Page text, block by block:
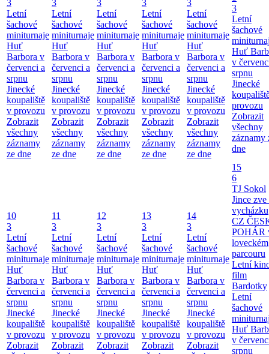
3
Letní
šachové
miniturnaje
Huť
Barbora v
červenci a
srpnu
Jinecké
koupaliště
v provozu
Zobrazit
všechny
záznamy
ze dne
3
Letní
šachové
miniturnaje
Huť
Barbora v
červenci a
srpnu
Jinecké
koupaliště
v provozu
Zobrazit
všechny
záznamy
ze dne
3
Letní
šachové
miniturnaje
Huť
Barbora v
červenci a
srpnu
Jinecké
koupaliště
v provozu
Zobrazit
všechny
záznamy
ze dne
3
Letní
šachové
miniturnaje
Huť
Barbora v
červenci a
srpnu
Jinecké
koupaliště
v provozu
Zobrazit
všechny
záznamy
ze dne
3
Letní
šachové
miniturnaje
Huť
Barbora v
červenci a
srpnu
Jinecké
koupaliště
v provozu
Zobrazit
všechny
záznamy
ze dne
3
Letní
šachové
Huť
v
srpnu
Jinecké
provozu
Zobrazit
všechny
záznamy
dne
10
3
Letní
šachové
miniturnaje
Huť
Barbora v
červenci a
srpnu
Jinecké
koupaliště
v provozu
Zobrazit
11
3
Letní
šachové
miniturnaje
Huť
Barbora v
červenci a
srpnu
Jinecké
koupaliště
v provozu
Zobrazit
12
3
Letní
šachové
miniturnaje
Huť
Barbora v
červenci a
srpnu
Jinecké
koupaliště
v provozu
Zobrazit
13
3
Letní
šachové
miniturnaje
Huť
Barbora v
červenci a
srpnu
Jinecké
koupaliště
v provozu
Zobrazit
14
3
Letní
šachové
miniturnaje
Huť
Barbora v
červenci a
srpnu
Jinecké
koupaliště
v provozu
Zobrazit
15
6
TJ Sokol
Jince zve
vycházku
CZ
POHÁR
loveckém
parcouru
Letní
film
Bardotky
Letní
šachové
Huť
v
srpnu